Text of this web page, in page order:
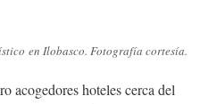
en Ilobasco. Fotografía cortesía.
acogedores hoteles cerca del